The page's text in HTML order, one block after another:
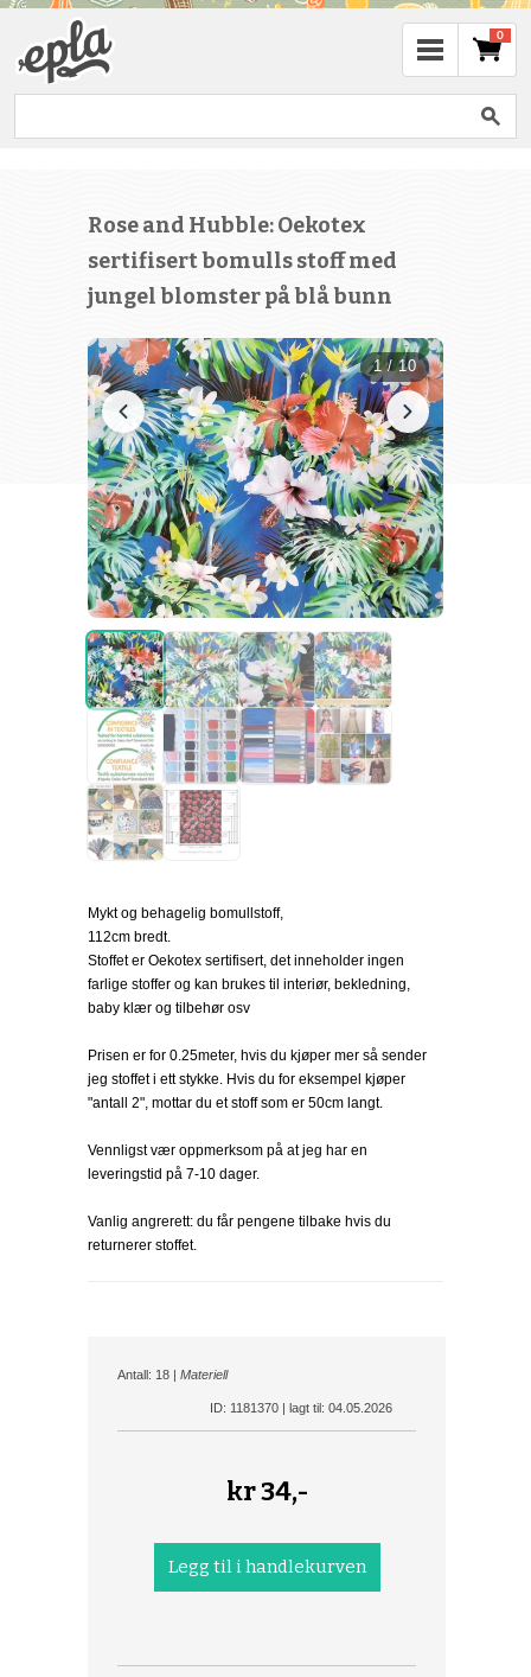
0
Rose and Hubble: Oekotex
sertifisert bomulls stoff med
jungel blomster på blå bunn
1 / 10
Mykt og behagelig bomullstoff,
112cm bredt.
Stoffet er Oekotex sertifisert, det inneholder ingen
farlige stoffer og kan brukes til interiør, bekledning,
baby klær og tilbehør osv
Prisen er for 0.25meter, hvis du kjøper mer så sender
jeg stoffet i ett stykke. Hvis du for eksempel kjøper
"antall 2", mottar du et stoff som er 50cm langt.
Vennligst vær oppmerksom på at jeg har en
leveringstid på 7-10 dager.
Vanlig angrerett: du får pengene tilbake hvis du
returnerer stoffet.
Antall: 18 | Materiell
ID: 1181370 | lagt til: 04.05.2026
kr34,-